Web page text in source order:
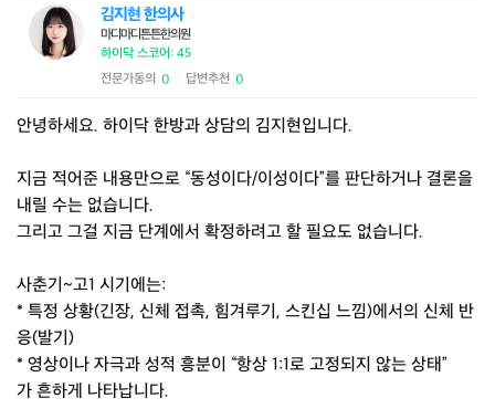
김지현 한의사
마디마디튼튼한의원
하이닥 스코어: 45
전문가동의 0 답변추천 0
안녕하세요. 하이닥 한방과 상담의 김지현입니다.
지금 적어준 내용만으로 “동성이다/이성이다”를 판단하거나 결론을
내릴 수는 없습니다.
그리고 그걸 지금 단계에서 확정하려고 할 필요도 없습니다.
사춘기~고1 시기에는:
* 특정 상황(긴장, 신체 접촉, 힘겨루기, 스킨십 느낌)에서의 신체 반
응(발기)
* 영상이나 자극과 성적 흥분이 “항상 1:1로 고정되지 않는 상태”
가 흔하게 나타납니다.